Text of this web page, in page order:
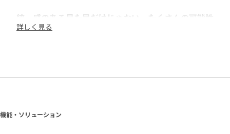
統一感のある見た目だけじゃない、たくさんの可能性
「小さい脚がついている四角いフレームをデザインしまし
ます。 また、生産プロセスを簡素化してコストを削減できる
まの手に届くまで、輸送中の貴重なスペースを節約します。
詳しく見る
機能・ソリューション